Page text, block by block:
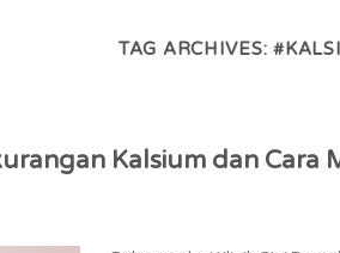
TAG ARCHIVES:
Kalsium dan Cara